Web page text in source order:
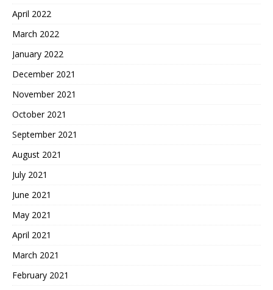
April 2022
March 2022
January 2022
December 2021
November 2021
October 2021
September 2021
August 2021
July 2021
June 2021
May 2021
April 2021
March 2021
February 2021